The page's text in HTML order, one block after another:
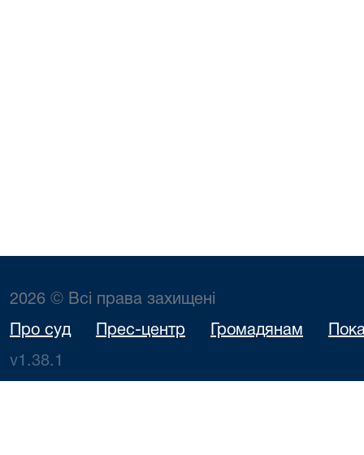
2026 © Всі права захищені
Про суд Прес-центр Громадянам
v1.38.1